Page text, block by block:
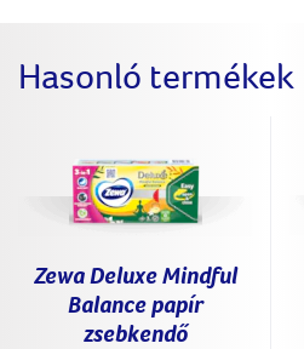
Hasonló termékek
Zewa Deluxe Mindful
Balance papír
zsebkendő